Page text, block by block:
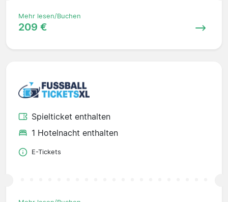
Mehr lesen/Buchen
209 €
Spielticket enthalten
1 Hotelnacht enthalten
E-Tickets